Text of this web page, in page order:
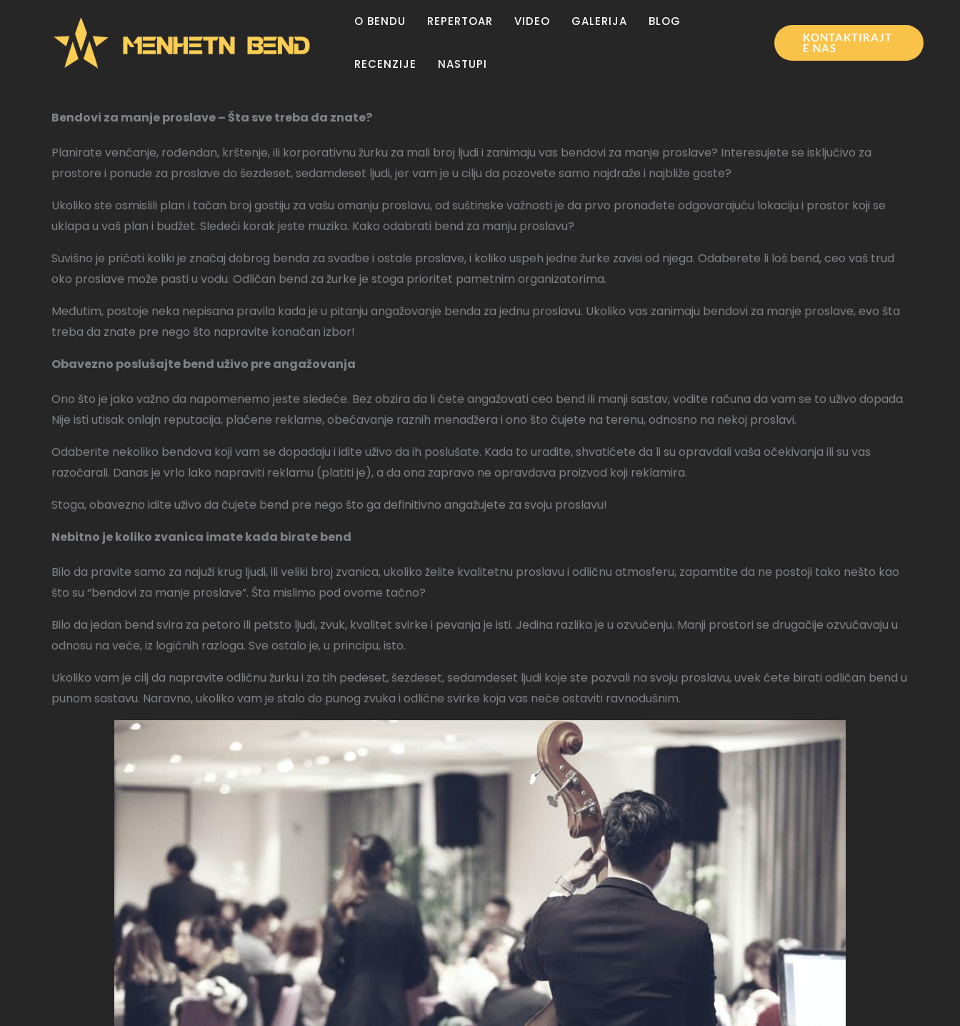
O BENDU REPERTOAR VIDEO GALERIJA BLOG
RECENZIJE NASTUPI
KONTAKTIRAJT
E NAS
Bendovi za manje proslave – Šta sve treba da znate?
Planirate venčanje, rođendan, krštenje, ili korporativnu žurku za mali broj ljudi i zanimaju vas bendovi za manje proslave? Interesujete se isključivo za
prostore i ponude za proslave do šezdeset, sedamdeset ljudi, jer vam je u cilju da pozovete samo najdraže i najbliže goste?
Ukoliko ste osmislili plan i tačan broj gostiju za vašu omanju proslavu, od suštinske važnosti je da prvo pronađete odgovarajuću lokaciju i prostor koji se
uklapa u vaš plan i budžet. Sledeći korak jeste muzika. Kako odabrati bend za manju proslavu?
Suvišno je pričati koliki je značaj dobrog benda za svadbe i ostale proslave, i koliko uspeh jedne žurke zavisi od njega. Odaberete li loš bend, ceo vaš trud
oko proslave može pasti u vodu. Odličan bend za žurke je stoga prioritet pametnim organizatorima.
Međutim, postoje neka nepisana pravila kada je u pitanju angažovanje benda za jednu proslavu. Ukoliko vas zanimaju bendovi za manje proslave, evo šta
treba da znate pre nego što napravite konačan izbor!
Obavezno poslušajte bend uživo pre angažovanja
Ono što je jako važno da napomenemo jeste sledeće. Bez obzira da li ćete angažovati ceo bend ili manji sastav, vodite računa da vam se to uživo dopada.
Nije isti utisak onlajn reputacija, plaćene reklame, obećavanje raznih menadžera i ono što čujete na terenu, odnosno na nekoj proslavi.
Odaberite nekoliko bendova koji vam se dopadaju i idite uživo da ih poslušate. Kada to uradite, shvatićete da li su opravdali vaša očekivanja ili su vas
razočarali. Danas je vrlo lako napraviti reklamu (platiti je), a da ona zapravo ne opravdava proizvod koji reklamira.
Stoga, obavezno idite uživo da čujete bend pre nego što ga definitivno angažujete za svoju proslavu!
Nebitno je koliko zvanica imate kada birate bend
Bilo da pravite samo za najuži krug ljudi, ili veliki broj zvanica, ukoliko želite kvalitetnu proslavu i odličnu atmosferu, zapamtite da ne postoji tako nešto kao
što su “bendovi za manje proslave”. Šta mislimo pod ovome tačno?
Bilo da jedan bend svira za petoro ili petsto ljudi, zvuk, kvalitet svirke i pevanja je isti. Jedina razlika je u ozvučenju. Manji prostori se drugačije ozvučavaju u
odnosu na veće, iz logičnih razloga. Sve ostalo je, u principu, isto.
Ukoliko vam je cilj da napravite odličnu žurku i za tih pedeset, šezdeset, sedamdeset ljudi koje ste pozvali na svoju proslavu, uvek ćete birati odličan bend u
punom sastavu. Naravno, ukoliko vam je stalo do punog zvuka i odlične svirke koja vas neće ostaviti ravnodušnim.